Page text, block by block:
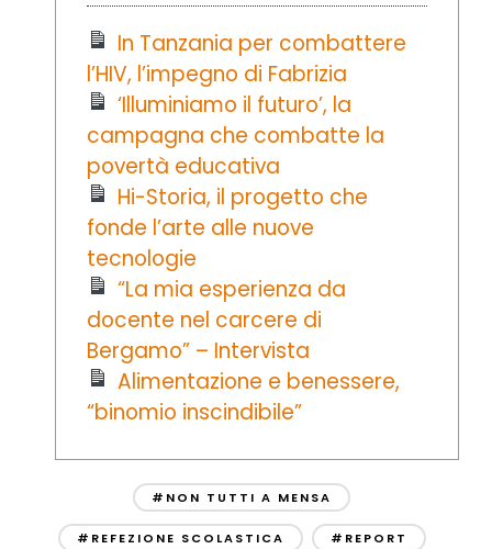
In Tanzania per combattere
l’HIV, l’impegno di Fabrizia
‘Illuminiamo il futuro’, la
campagna che combatte la
povertà educativa
Hi-Storia, il progetto che
fonde l’arte alle nuove
tecnologie
“La mia esperienza da
docente nel carcere di
Bergamo” – Intervista
Alimentazione e benessere,
“binomio inscindibile”
#NON TUTTI A MENSA
#REFEZIONE SCOLASTICA #REPORT